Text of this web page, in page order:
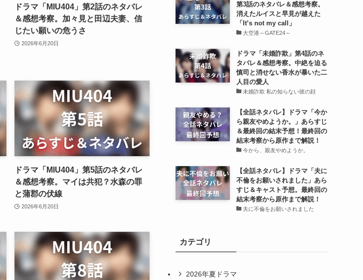
ドラマ「MIU404」第2話のネタバレ
＆感想考察。加々見と田辺夫妻、信
じたい願いの危うさ
2026年6月20日
ドラマ「MIU404」第5話のネタバレ
＆感想考察。マイは共犯？水森の罪
と蒲郡の伏線
2026年6月20日
第3話のネタバレ＆感想考察。
消えたルイスと早見が越えた
「It’s not my call」
大空港～GATE24～
ドラマ「未婚詐欺」第4話のネ
タバレ＆感想考察。中絶を迫る
慎司と消せない香水が暴いた二
人目の愛人
未婚詐欺 私の知らない彼の顔
【全話ネタバレ】ドラマ「今か
ら親友やめようか。」あらすじ
＆最終回の結末予想！最終回の
結末考察から原作まで解説！
今から、親友やめようか。
【全話ネタバレ】ドラマ「夫に
不倫をお願いされました」あら
すじ＆キャスト予想。最終回の
結末考察から原作まで解説！
夫に不倫をお願いされました
カテゴリ
2026年夏ドラマ